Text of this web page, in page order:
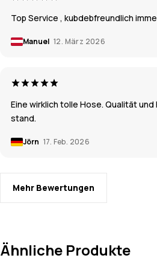
Top Service , kubdebfreundlich
Manuel 12. März 2026
Eine wirklich tolle Hose. Qualität
stand.
Jörn 17. Feb. 2026
Mehr Bewertungen
Ähnliche Produkte